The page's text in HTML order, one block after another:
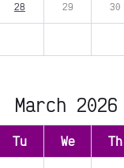
28 29 30
March 2026
Tu We Th